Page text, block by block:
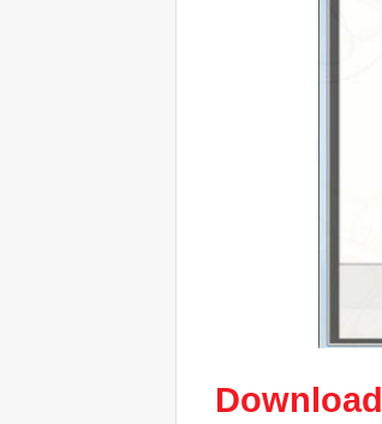
Download